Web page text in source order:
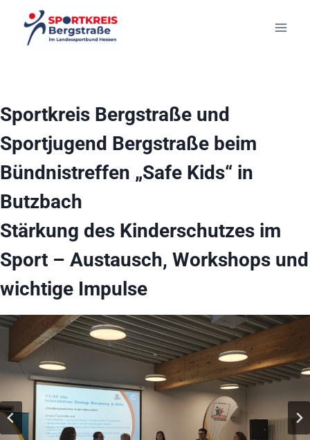
Inhalt
springen
Sportkreis Bergstraße und
Sportjugend Bergstraße beim
Bündnistreffen „Safe Kids“ in
Butzbach
Stärkung des Kinderschutzes im
Sport – Austausch, Workshops und
wichtige Impulse